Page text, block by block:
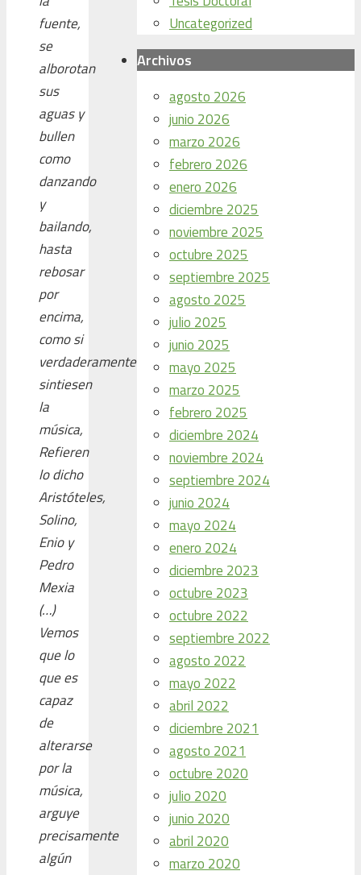
fuente,
se
alborotan
sus
aguas y
bullen
como
danzando
y
bailando,
hasta
rebosar
por
encima,
como si
verdaderamente
sintiesen
la
música,
Refieren
lo dicho
Aristóteles,
Solino,
Enio y
Pedro
Mexia
(…)
Vemos
que lo
que es
capaz
de
alterarse
por la
música,
arguye
precisamente
algún
Uncategorized
Archivos
agosto 2026
junio 2026
marzo 2026
febrero 2026
enero 2026
diciembre 2025
noviembre 2025
octubre 2025
septiembre 2025
agosto 2025
julio 2025
junio 2025
mayo 2025
marzo 2025
febrero 2025
diciembre 2024
noviembre 2024
septiembre 2024
junio 2024
mayo 2024
enero 2024
diciembre 2023
octubre 2023
octubre 2022
septiembre 2022
agosto 2022
mayo 2022
abril 2022
diciembre 2021
agosto 2021
octubre 2020
julio 2020
junio 2020
abril 2020
marzo 2020